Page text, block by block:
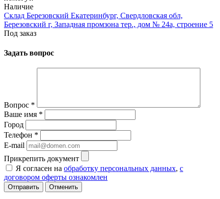
Наличие
Склад Березовский Екатеринбург, Свердловская обл,
Березовский г, Западная промзона тер., дом № 24а, строение 5
Под заказ
Задать вопрос
Вопрос *
Ваше имя *
Город
Телефон *
E-mail
Прикрепить документ
Я согласен на обработку персональных данных, с
договором оферты ознакомлен
Отменить